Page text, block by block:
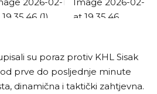
su poraz protiv KHL Sisak
prve do posljednje minute
dinamična i taktički zahtjevna.